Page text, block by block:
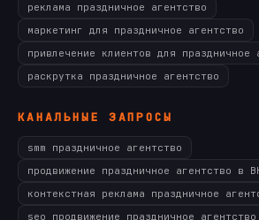
реклама праздничное агентство
маркетинг для праздничное агентство
привлечение клиентов для праздничное
раскрутка праздничное агентство
КАНАЛЬНЫЕ ЗАПРОСЫ
smm праздничное агентство
продвижение праздничное агентство в
контекстная реклама праздничное
seo продвижение праздничное агентство